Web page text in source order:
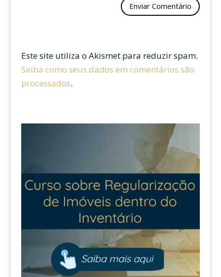
Este site utiliza o Akismet para reduzir spam.
Saiba como seus dados em comentários são
processados.